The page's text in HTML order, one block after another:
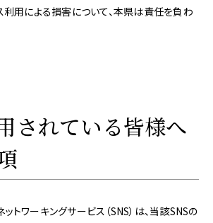
利用による損害について、本県は責任を負わ
されている皆様へ
トワーキングサービス（SNS）は、当該SNSの